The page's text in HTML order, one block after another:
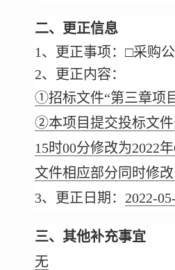
二、更正信息
1、更正事项：□采购
2、更正内容：
①招标文件“第三章项
②本项目提交投标文件
15时00分修改为2022
文件相应部分同时修改
3、更正日期： 2022-
三、其他补充事宜
无